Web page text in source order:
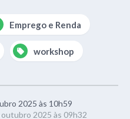
Emprego e Renda
workshop
2025 às 10h59
2025 às 09h32